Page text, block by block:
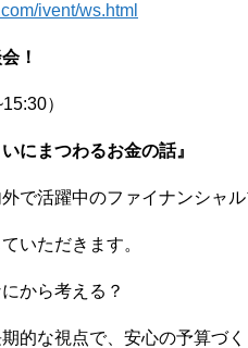
ivent/ws.html
！
）
にまつわるお金の話』
で活躍中のファイナンシャ
いただきます。
から考える？
的な視点で、安心の予算づ